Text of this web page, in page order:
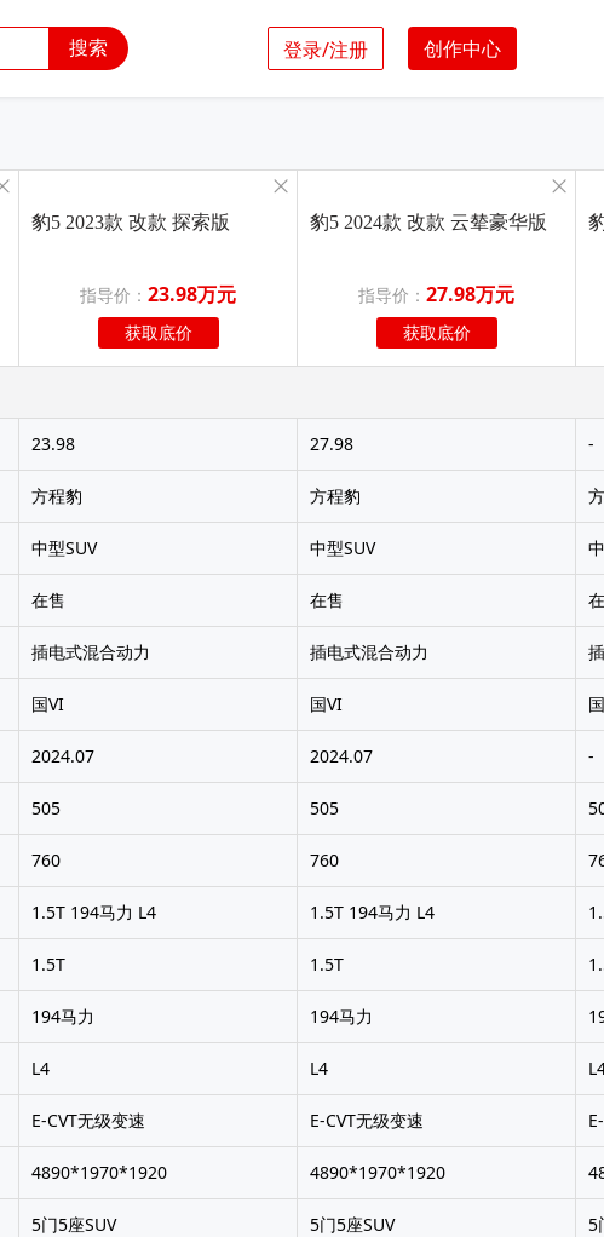
搜索 登录/注册 创作中心
豹5 2023款 改款 探索版
指导价： 23.98万元
获取底价
豹5 2024款 改款 云辇豪华版
指导价： 27.98万元
获取底价
23.98 27.98 -
方程豹 方程豹
中型SUV 中型SUV
在售 在售
插电式混合动力 插电式混合动力
国VI 国VI
2024.07 2024.07 -
505 505
760 760
1.5T 194马力 L4 1.5T 194马力 L4
1.5T 1.5T
194马力 194马力
L4 L4
E-CVT无级变速 E-CVT无级变速
4890*1970*1920 4890*1970*1920
5门5座SUV 5门5座SUV 5